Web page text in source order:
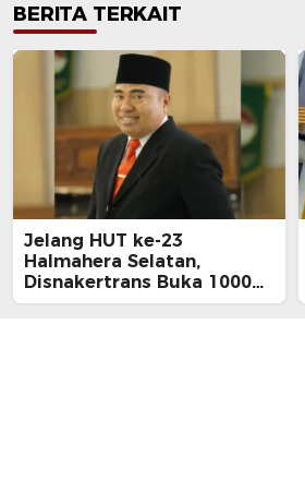
BERITA TERKAIT
Jelang HUT ke-23
Halmahera Selatan,
Disnakertrans Buka 1000
Lowongan Kerja